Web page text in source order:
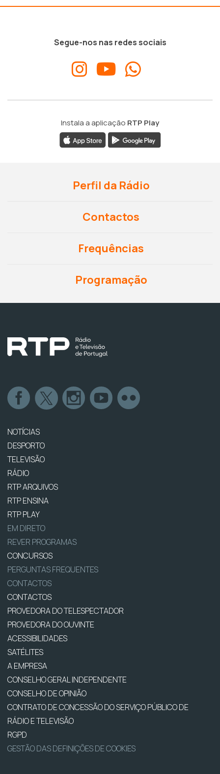
Segue-nos nas redes sociais
Instala a aplicação RTP Play
Perfil da Rádio
Contactos
Frequências
Programação
NOTÍCIAS
DESPORTO
TELEVISÃO
RÁDIO
RTP ARQUIVOS
RTP ENSINA
RTP PLAY
EM DIRETO
REVER PROGRAMAS
CONCURSOS
PERGUNTAS FREQUENTES
CONTACTOS
CONTACTOS
PROVEDORA DO TELESPECTADOR
PROVEDORA DO OUVINTE
ACESSIBILIDADES
SATÉLITES
A EMPRESA
CONSELHO GERAL INDEPENDENTE
CONSELHO DE OPINIÃO
CONTRATO DE CONCESSÃO DO SERVIÇO PÚBLICO DE
RÁDIO E TELEVISÃO
RGPD
GESTÃO DAS DEFINIÇÕES DE COOKIES